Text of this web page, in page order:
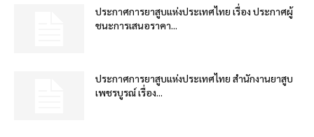
ประกาศการยาสูบแห่งประเทศไทย เรื่อง ประกาศผู้
ชนะการเสนอราคา...
ประกาศการยาสูบแห่งประเทศไทย สำนักงานยาสูบ
เพชรบูรณ์ เรื่อง...